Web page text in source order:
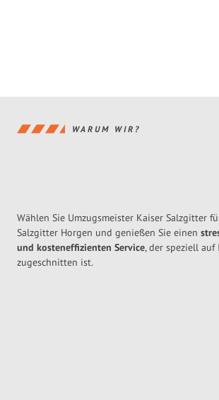
WARUM WIR?
Wählen Sie Umzugsmeister Kaiser Salzgitter
Salzgitter Horgen und genießen Sie einen
und kosteneffizienten Service, der speziell auf
zugeschnitten ist.